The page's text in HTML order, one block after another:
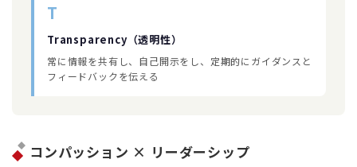
T
Transparency（透明性）
常に情報を共有し、自己開示をし、定期的にガイダンスと
フィードバックを伝える
コンパッション × リーダーシップ